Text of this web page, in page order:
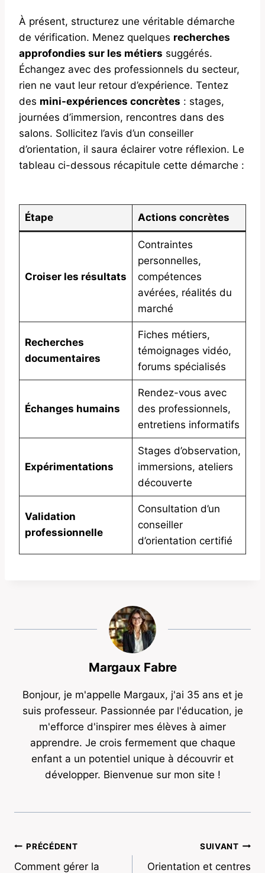
À présent, structurez une véritable démarche
de vérification. Menez quelques recherches
approfondies sur les métiers suggérés.
Échangez avec des professionnels du secteur,
rien ne vaut leur retour d’expérience. Tentez
des mini-expériences concrètes : stages,
journées d’immersion, rencontres dans des
salons. Sollicitez l’avis d’un conseiller
d’orientation, il saura éclairer votre réflexion. Le
tableau ci-dessous récapitule cette démarche :
Étape Actions concrètes
Croiser les résultats
Contraintes
personnelles,
compétences
avérées, réalités du
marché
Recherches
documentaires
Fiches métiers,
témoignages vidéo,
forums spécialisés
Échanges humains
Rendez-vous avec
des professionnels,
entretiens informatifs
Expérimentations
Stages d’observation,
immersions, ateliers
découverte
Validation
professionnelle
Consultation d’un
conseiller
d’orientation certifié
Margaux Fabre
Bonjour, je m'appelle Margaux, j'ai 35 ans et je
suis professeur. Passionnée par l'éducation, je
m'efforce d'inspirer mes élèves à aimer
apprendre. Je crois fermement que chaque
enfant a un potentiel unique à découvrir et
développer. Bienvenue sur mon site !
Navigation
PRÉCÉDENT
Comment gérer la
SUIVANT
Orientation et centres